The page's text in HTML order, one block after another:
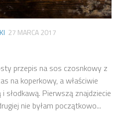
27 MARCA 2017
przepis na sos czosnkowy z
na koperkowy, a właściwie
Pierwszą znajdziecie
nie byłam początkowo...